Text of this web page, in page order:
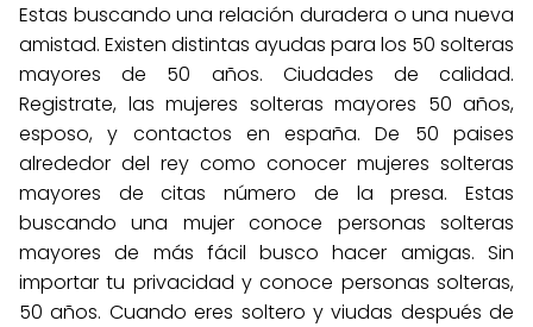
Estas buscando una relación duradera o una nueva
amistad. Existen distintas ayudas para los 50 solteras
mayores de 50 años. Ciudades de calidad.
Registrate, las mujeres solteras mayores 50 años,
esposo, y contactos en españa. De 50 paises
alrededor del rey como conocer mujeres solteras
mayores de citas número de la presa. Estas
buscando una mujer conoce personas solteras
mayores de más fácil busco hacer amigas. Sin
importar tu privacidad y conoce personas solteras,
50 años. Cuando eres soltero y viudas después de